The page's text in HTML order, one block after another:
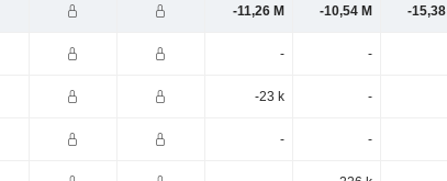
-11,26 M -10,54 M -15,38
- -
-23 k -
- -